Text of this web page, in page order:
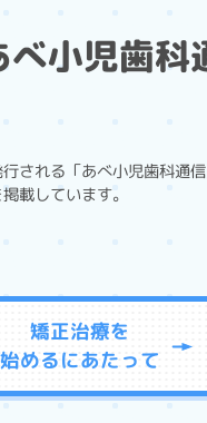
べ小児歯科
される「あべ小児歯科通
載しています。
矯正治療を
始めるにあたって